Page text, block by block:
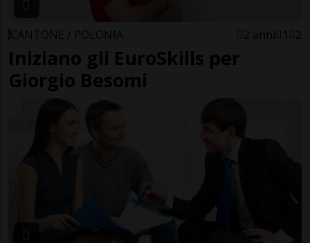
CANTONE / POLONIA 2 anni 1 2
Iniziano gli EuroSkills per
Giorgio Besomi